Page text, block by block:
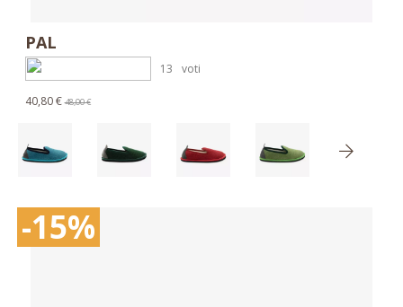
PAL
13 voti
40,80 €48,00 €
-15%